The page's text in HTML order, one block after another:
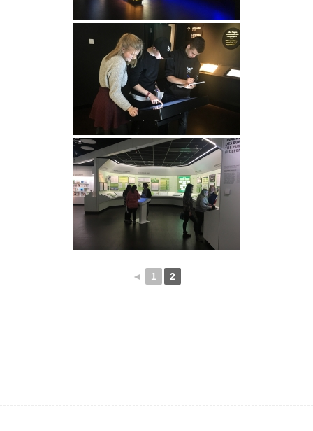
◄ 1 2